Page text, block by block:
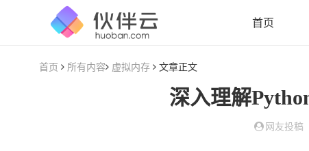
首页
首页 所有内容 虚拟内存 文章正文
深入理解
网友投稿